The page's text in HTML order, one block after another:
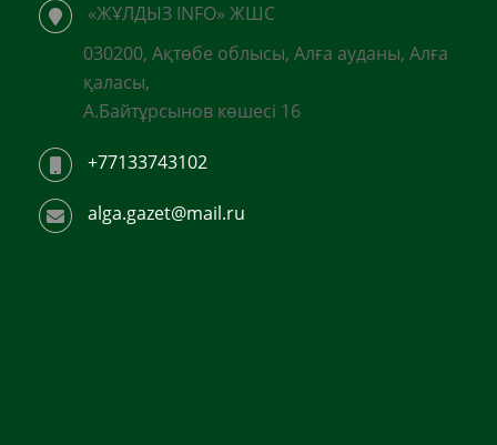
«ЖҰЛДЫЗ INFO» ЖШС
030200, Ақтөбе облысы, Алға ауданы, Алға
қаласы,
А.Байтұрсынов көшесі 16
+77133743102
alga.gazet@mail.ru